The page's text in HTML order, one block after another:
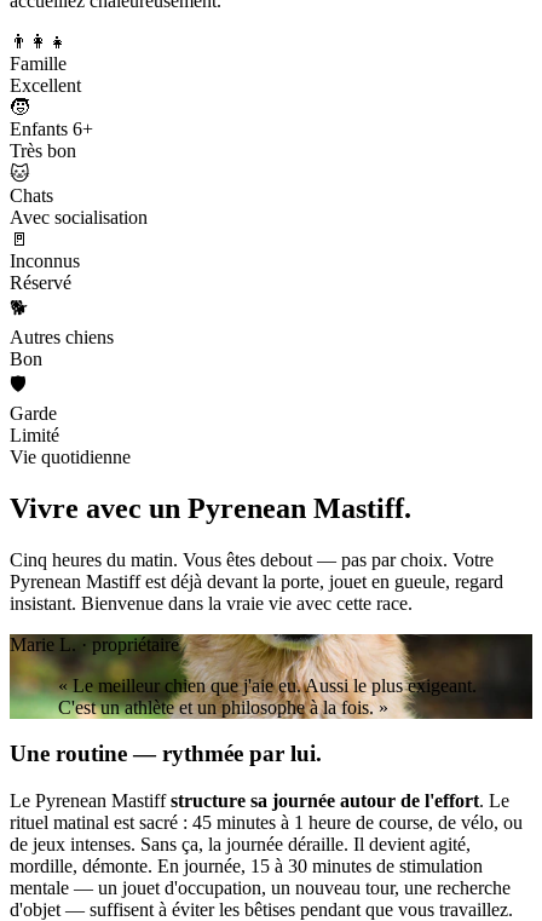
👨‍👩‍👧
Famille
Excellent
🧒
Enfants 6+
Très bon
🐱
Chats
Avec socialisation
🚪
Inconnus
Réservé
🐕
Autres chiens
Bon
🛡️
Garde
Limité
Vie quotidienne
Vivre avec un Pyrenean Mastiff.
Cinq heures du matin. Vous êtes debout — pas par choix. Votre
Pyrenean Mastiff est déjà devant la porte, jouet en gueule, regard
insistant. Bienvenue dans la vraie vie avec cette race.
Marie L. · propriétaire
« Le meilleur chien que j'aie eu. Aussi le plus exigeant.
C'est un athlète et un philosophe à la fois. »
Une routine — rythmée par lui.
Le Pyrenean Mastiffstructure sa journée autour de l'effort. Le
rituel matinal est sacré : 45 minutes à 1 heure de course, de vélo, ou
de jeux intenses. Sans ça, la journée déraille. Il devient agité,
mordille, démonte. En journée, 15 à 30 minutes de stimulation
mentale — un jouet d'occupation, un nouveau tour, une recherche
d'objet — suffisent à éviter les bêtises pendant que vous travaillez.